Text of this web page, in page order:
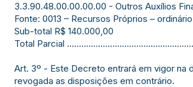
3.3.90.48.00.00.00.00 - Outros Auxílios
Fonte: 0013 – Recursos Próprios –
Sub-total R$ 140.000,00
Total Parcial
Art. 3º - Este Decreto entrará em vigor na
revogada as disposições em contrário.